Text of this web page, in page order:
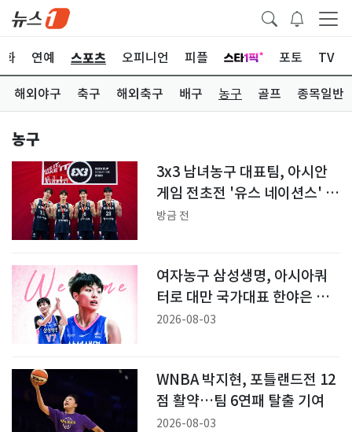
화 연예 스포츠 오피니언 피플 포토 TV
해외야구 축구 해외축구 배구 농구 골프 종목일반
농구
3x3 남녀농구 대표팀, 아시안
게임 전초전 '유스 네이션스' 리
그출전
방금 전
여자농구 삼성생명, 아시아쿼
터로 대만 국가대표 한야은 영
입
2026-08-03
WNBA 박지현, 포틀랜드전 12
점 활약…팀 6연패 탈출 기여
2026-08-03